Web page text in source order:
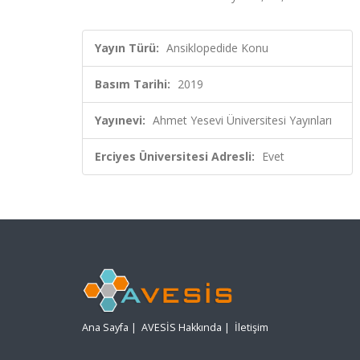
Yayın Türü: Ansiklopedide Konu
Basım Tarihi: 2019
Yayınevi: Ahmet Yesevi Üniversitesi Yayınları
Erciyes Üniversitesi Adresli: Evet
Ana Sayfa | AVESİS Hakkında | İletişim